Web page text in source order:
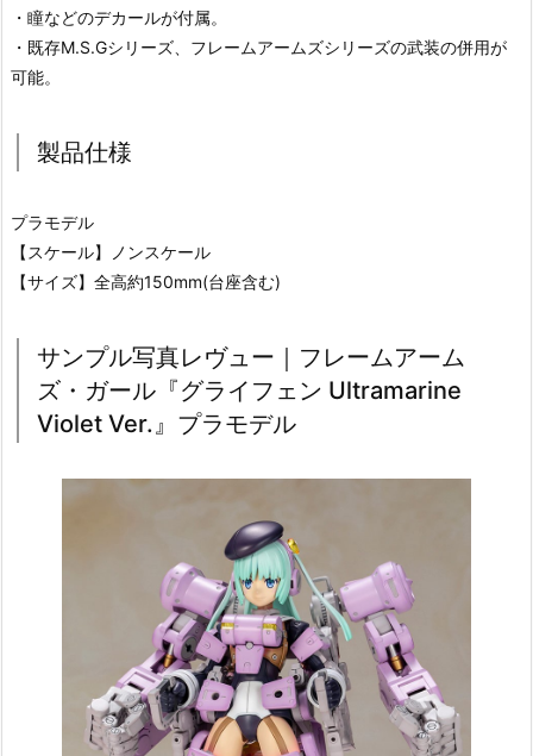
・瞳などのデカールが付属。
・既存M.S.Gシリーズ、フレームアームズシリーズの武装の併用が
可能。
製品仕様
プラモデル
【スケール】ノンスケール
【サイズ】全高約150mm(台座含む)
サンプル写真レヴュー｜フレームアーム
ズ・ガール『グライフェン Ultramarine
Violet Ver.』プラモデル